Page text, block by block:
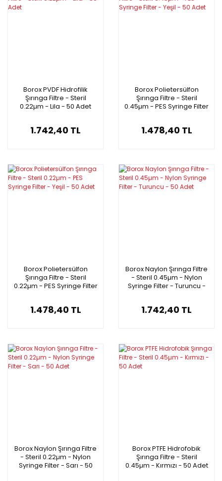
Borox PVDF Hidrofilik
Şırınga Filtre - Steril
0.22µm - Lila - 50 Adet
1.742,40 TL
Borox Polietersülfon
Şırınga Filtre - Steril
0.45µm - PES Syringe Filter
1.478,40 TL
Borox Polietersülfon
Şırınga Filtre - Steril
0.22µm - PES Syringe Filter
1.478,40 TL
Borox Naylon Şırınga Filtre
- Steril 0.45µm - Nylon
Syringe Filter - Turuncu -
1.742,40 TL
Borox Naylon Şırınga Filtre
- Steril 0.22µm - Nylon
Syringe Filter - Sarı - 50
Borox PTFE Hidrofobik
Şırınga Filtre - Steril
0.45µm - Kırmızı - 50 Adet